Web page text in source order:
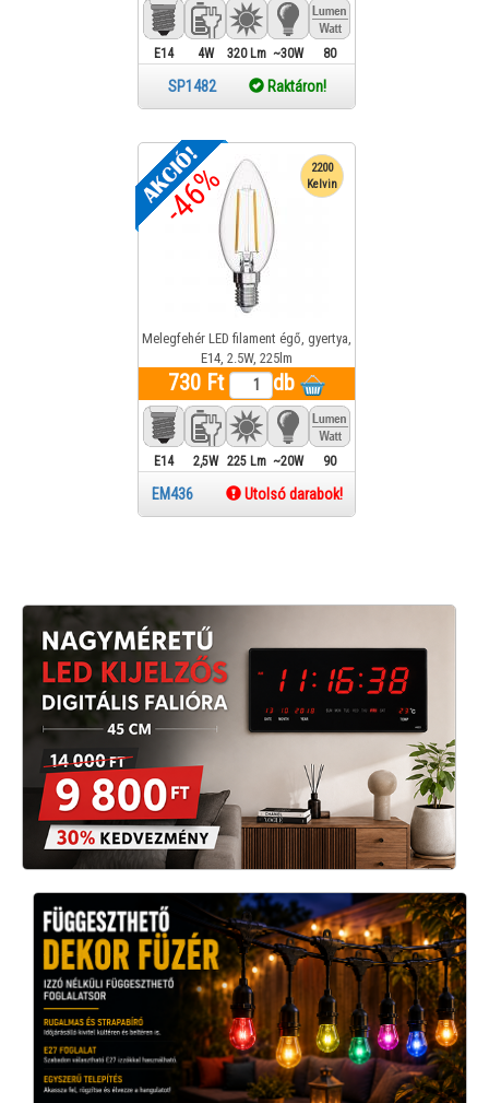
E14 4W 320 Lm ~30W 80
SP1482 Raktáron!
-46%
2200
Kelvin
Melegfehér LED filament égő, gyertya,
E14, 2.5W, 225lm
730 Ft db
E14 2,5W 225 Lm ~20W 90
EM436 Utolsó darabok!